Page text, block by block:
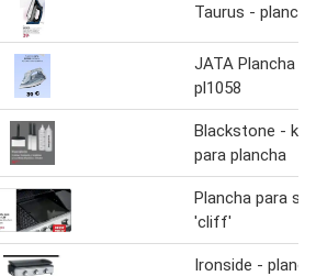
Taurus - plancha
JATA Plancha
pl1058
Blackstone - kit
para plancha
Plancha para
'cliff'
Ironside -